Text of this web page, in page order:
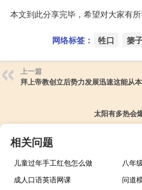
本文到此分享完毕，希望对大家有所
网络标签： 牲口 篓
上一篇
拜上帝教创立后势力发展迅速这能从
太阳有多热会
相关问题
儿童过年手工红包怎么做
八年
成人口语英语网课